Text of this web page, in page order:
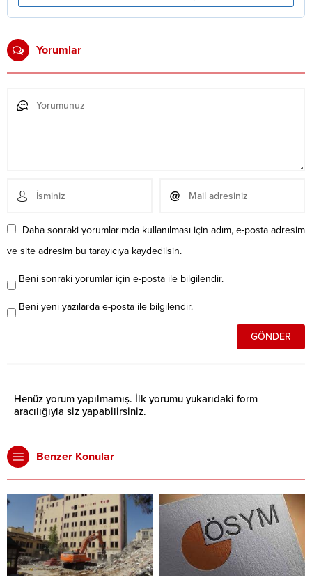
Yorumlar
Daha sonraki yorumlarımda kullanılması için adım, e-posta adresim
ve site adresim bu tarayıcıya kaydedilsin.
Beni sonraki yorumlar için e-posta ile bilgilendir.
Beni yeni yazılarda e-posta ile bilgilendir.
Henüz yorum yapılmamış. İlk yorumu yukarıdaki form
aracılığıyla siz yapabilirsiniz.
Benzer Konular